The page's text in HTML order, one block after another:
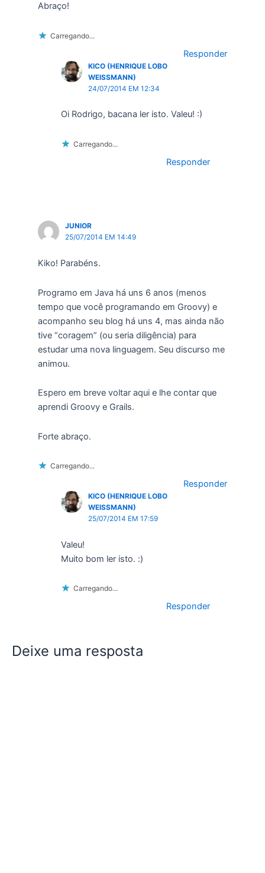
Abraço!
Carregando...
Responder
KICO (HENRIQUE LOBO
WEISSMANN)
24/07/2014 EM 12:34
Oi Rodrigo, bacana ler isto. Valeu! :)
Carregando...
Responder
JUNIOR
25/07/2014 EM 14:49
Kiko! Parabéns.
Programo em Java há uns 6 anos (menos
tempo que você programando em Groovy) e
acompanho seu blog há uns 4, mas ainda não
tive “coragem” (ou seria diligência) para
estudar uma nova linguagem. Seu discurso me
animou.
Espero em breve voltar aqui e lhe contar que
aprendi Groovy e Grails.
Forte abraço.
Carregando...
Responder
KICO (HENRIQUE LOBO
WEISSMANN)
25/07/2014 EM 17:59
Valeu!
Muito bom ler isto. :)
Carregando...
Responder
Deixe uma resposta